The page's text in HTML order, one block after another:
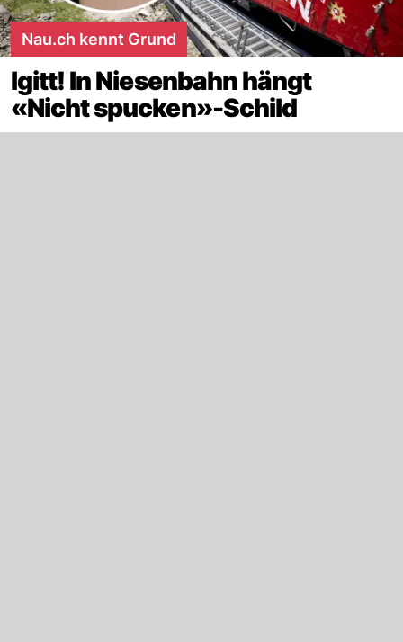
Nau.ch kennt Grund
Igitt! In Niesenbahn hängt
«Nicht spucken»-Schild